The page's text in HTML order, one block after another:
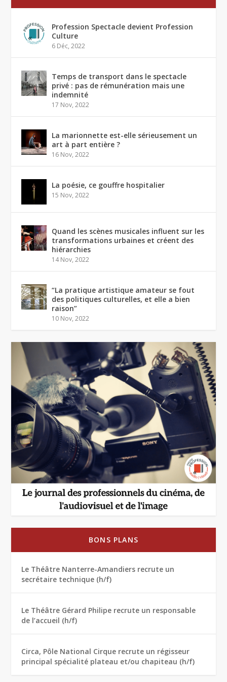
Profession Spectacle devient Profession
Culture
6 Déc, 2022
Temps de transport dans le spectacle
privé : pas de rémunération mais une
indemnité
17 Nov, 2022
La marionnette est-elle sérieusement un
art à part entière ?
16 Nov, 2022
La poésie, ce gouffre hospitalier
15 Nov, 2022
Quand les scènes musicales influent sur les
transformations urbaines et créent des
hiérarchies
14 Nov, 2022
“La pratique artistique amateur se fout
des politiques culturelles, et elle a bien
raison”
10 Nov, 2022
BONS PLANS
Le Théâtre Nanterre-Amandiers recrute un
secrétaire technique (h/f)
Le Théâtre Gérard Philipe recrute un responsable
de l’accueil (h/f)
Circa, Pôle National Cirque recrute un régisseur
principal spécialité plateau et/ou chapiteau (h/f)